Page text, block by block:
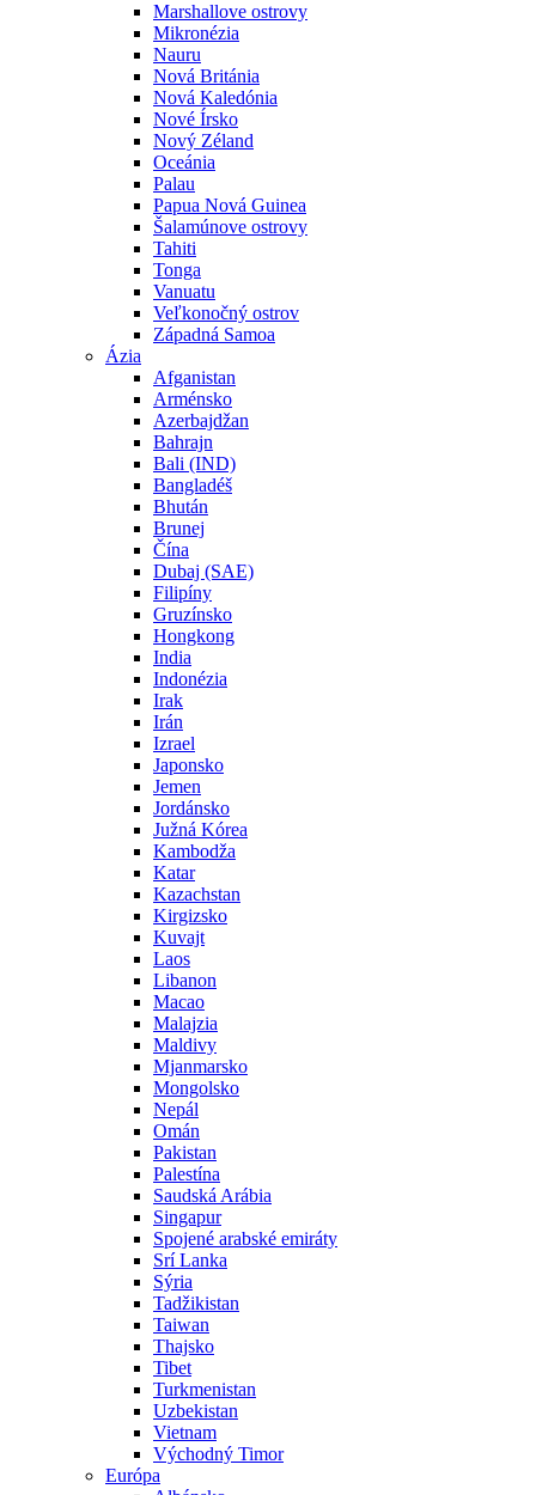
Marshallove ostrovy
Mikronézia
Nauru
Nová Británia
Nová Kaledónia
Nové Írsko
Nový Zéland
Oceánia
Palau
Papua Nová Guinea
Šalamúnove ostrovy
Tahiti
Tonga
Vanuatu
Veľkonočný ostrov
Západná Samoa
Ázia
Afganistan
Arménsko
Azerbajdžan
Bahrajn
Bali (IND)
Bangladéš
Bhután
Brunej
Čína
Dubaj (SAE)
Filipíny
Gruzínsko
Hongkong
India
Indonézia
Irak
Irán
Izrael
Japonsko
Jemen
Jordánsko
Južná Kórea
Kambodža
Katar
Kazachstan
Kirgizsko
Kuvajt
Laos
Libanon
Macao
Malajzia
Maldivy
Mjanmarsko
Mongolsko
Nepál
Omán
Pakistan
Palestína
Saudská Arábia
Singapur
Spojené arabské emiráty
Srí Lanka
Sýria
Tadžikistan
Taiwan
Thajsko
Tibet
Turkmenistan
Uzbekistan
Vietnam
Východný Timor
Európa